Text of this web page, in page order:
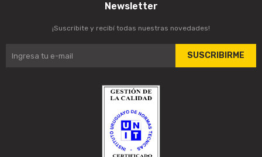
Newsletter
¡Suscribite y recibí todas nuestras novedades!
SUSCRIBIRME